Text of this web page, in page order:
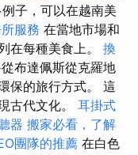
子，可以在越南美
服務 在當地市場和
在每種美食上。 換
布達佩斯從克羅地
保的旅行方式。 這
古代文化。 耳掛式
器 搬家必看，了解
團隊的推薦 在白色